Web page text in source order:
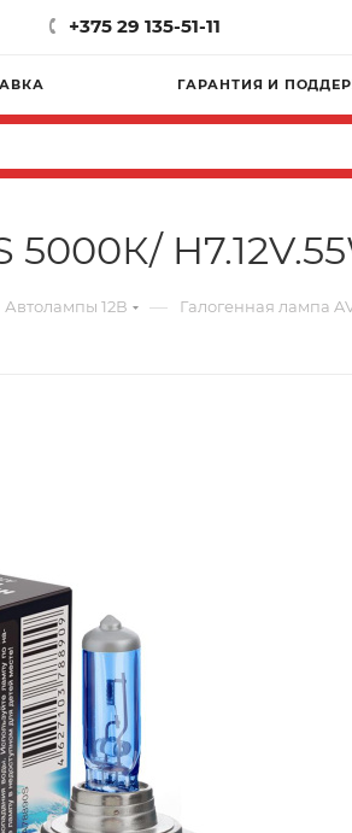
+375 29 135-51-11
ГАРАНТИЯ И
5000К/
Автолампы 12В — Галогенная лампа